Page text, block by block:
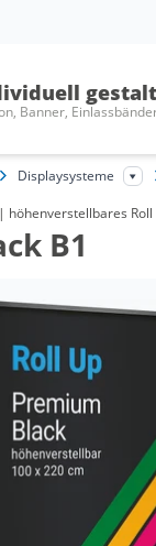
Banner,
Displaysysteme
höhenverstellbares
B1